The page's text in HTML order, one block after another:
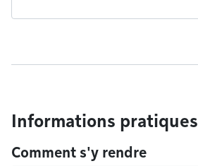
Informations pratiques
Comment s'y rendre